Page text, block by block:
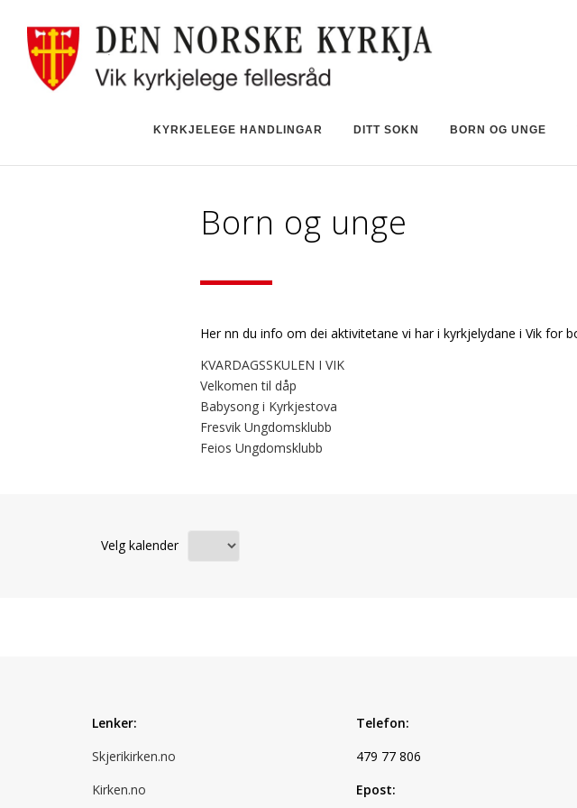
KYRKJELEGE HANDLINGAR DITT SOKN BORN OG UNGE
Born og unge
Her finn du info om dei aktivitetane vi har i kyrkjelydane i Vik for
KVARDAGSSKULEN I VIK
Velkomen til dåp
Babysong i Kyrkjestova
Fresvik Ungdomsklubb
Feios Ungdomsklubb
Velg kalender
Lenker:
Skjerikirken.no
Kirken.no
Telefon:
479 77 806
Epost: